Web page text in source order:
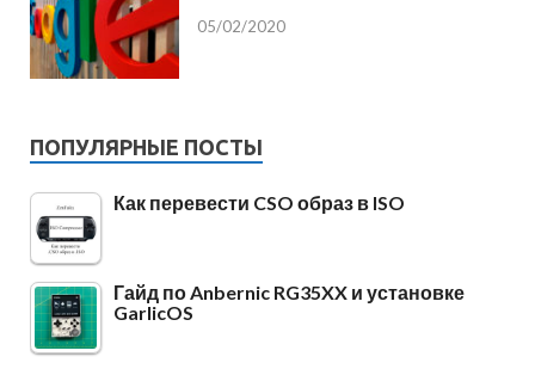
05/02/2020
ПОПУЛЯРНЫЕ ПОСТЫ
Как перевести CSO образ в ISO
Гайд по Anbernic RG35XX и установке
GarlicOS